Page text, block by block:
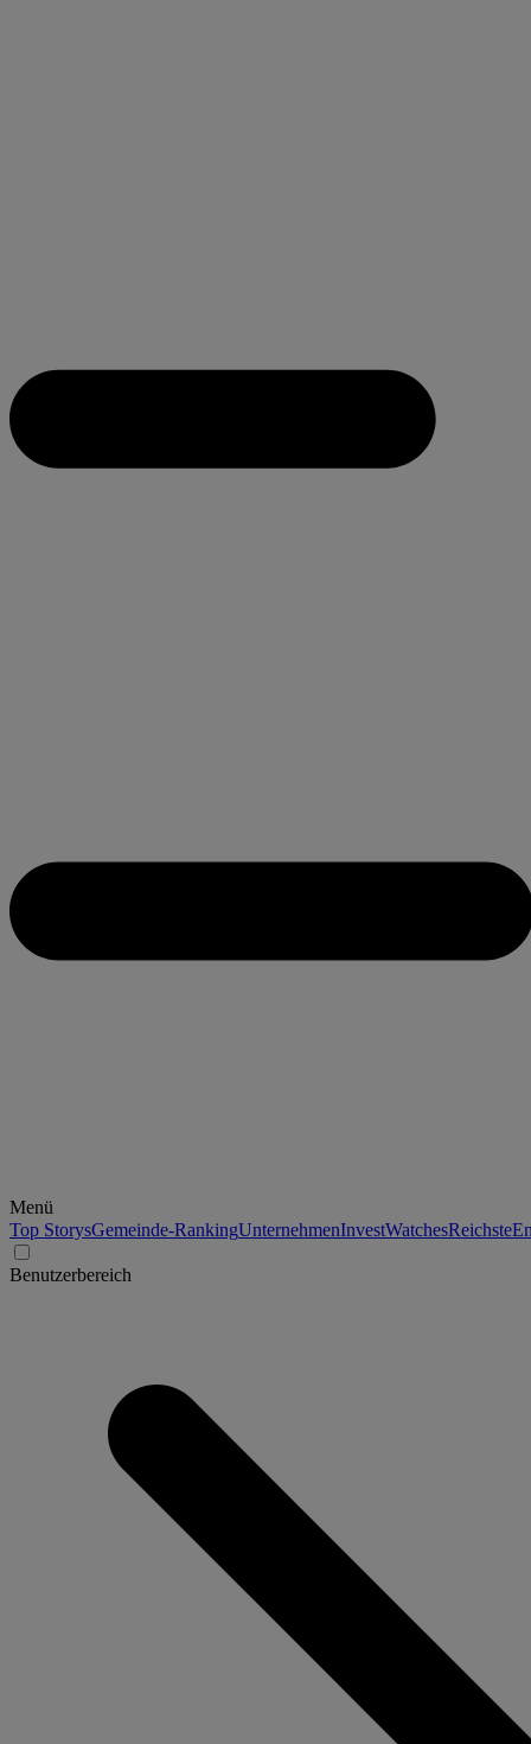
Menü
Top StorysGemeinde-RankingUnternehmenInvestWatchesReichste
Benutzerbereich